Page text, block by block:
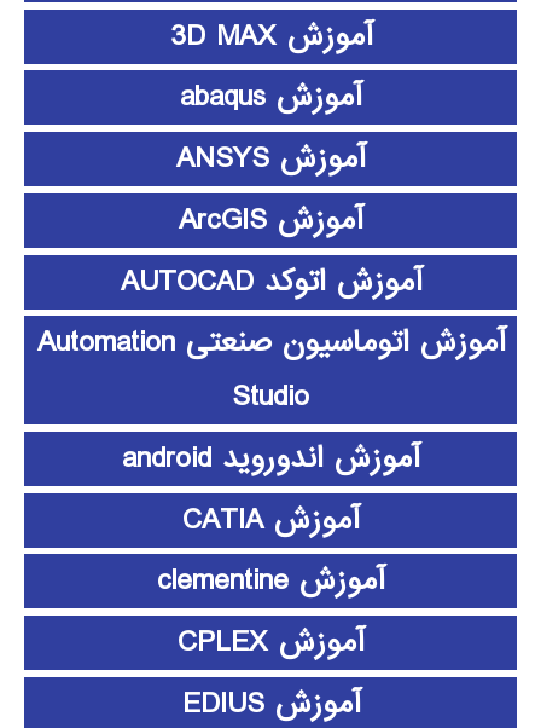
آموزش 3D MAX
آموزش abaqus
آموزش ANSYS
آموزش ArcGIS
آموزش اتوکد AUTOCAD
آموزش اتوماسیون صنعتی Automation
Studio
آموزش اندوروید android
آموزش CATIA
آموزش clementine
آموزش CPLEX
آموزش EDIUS